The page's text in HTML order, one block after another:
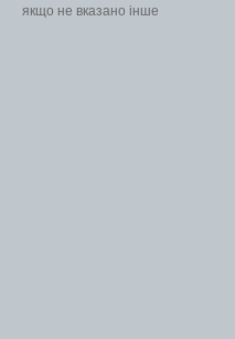
якщо не вказано інше